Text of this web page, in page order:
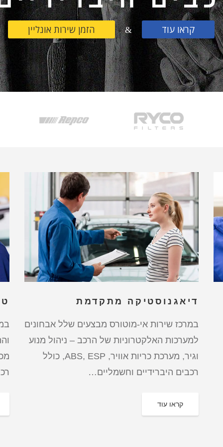
קראו עוד & הזמן שירות אונליין
דיאגנוסטיקה מתקדמת
במרכז שירות אי-מוטורס מבצעים שלל אבחונים
למערכות האלקטרוניות של הרכב – ניהול מנוע
וגיר, מערכת כריות אוויר, ABS, ESP, כולל
רכבים היברידיים וחשמליים…
קראו עוד